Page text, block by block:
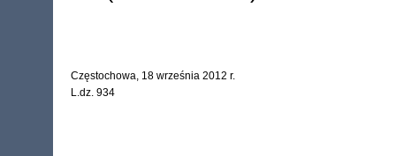
Częstochowa, 18 września 2012 r.
L.dz. 934